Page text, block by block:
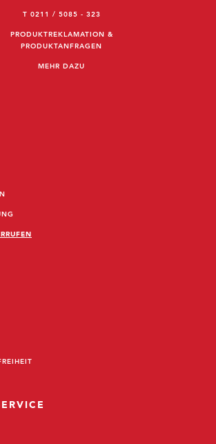
T 0211 / 5085 - 323
PRODUKTREKLAMATION &
PRODUKTANFRAGEN
MEHR DAZU